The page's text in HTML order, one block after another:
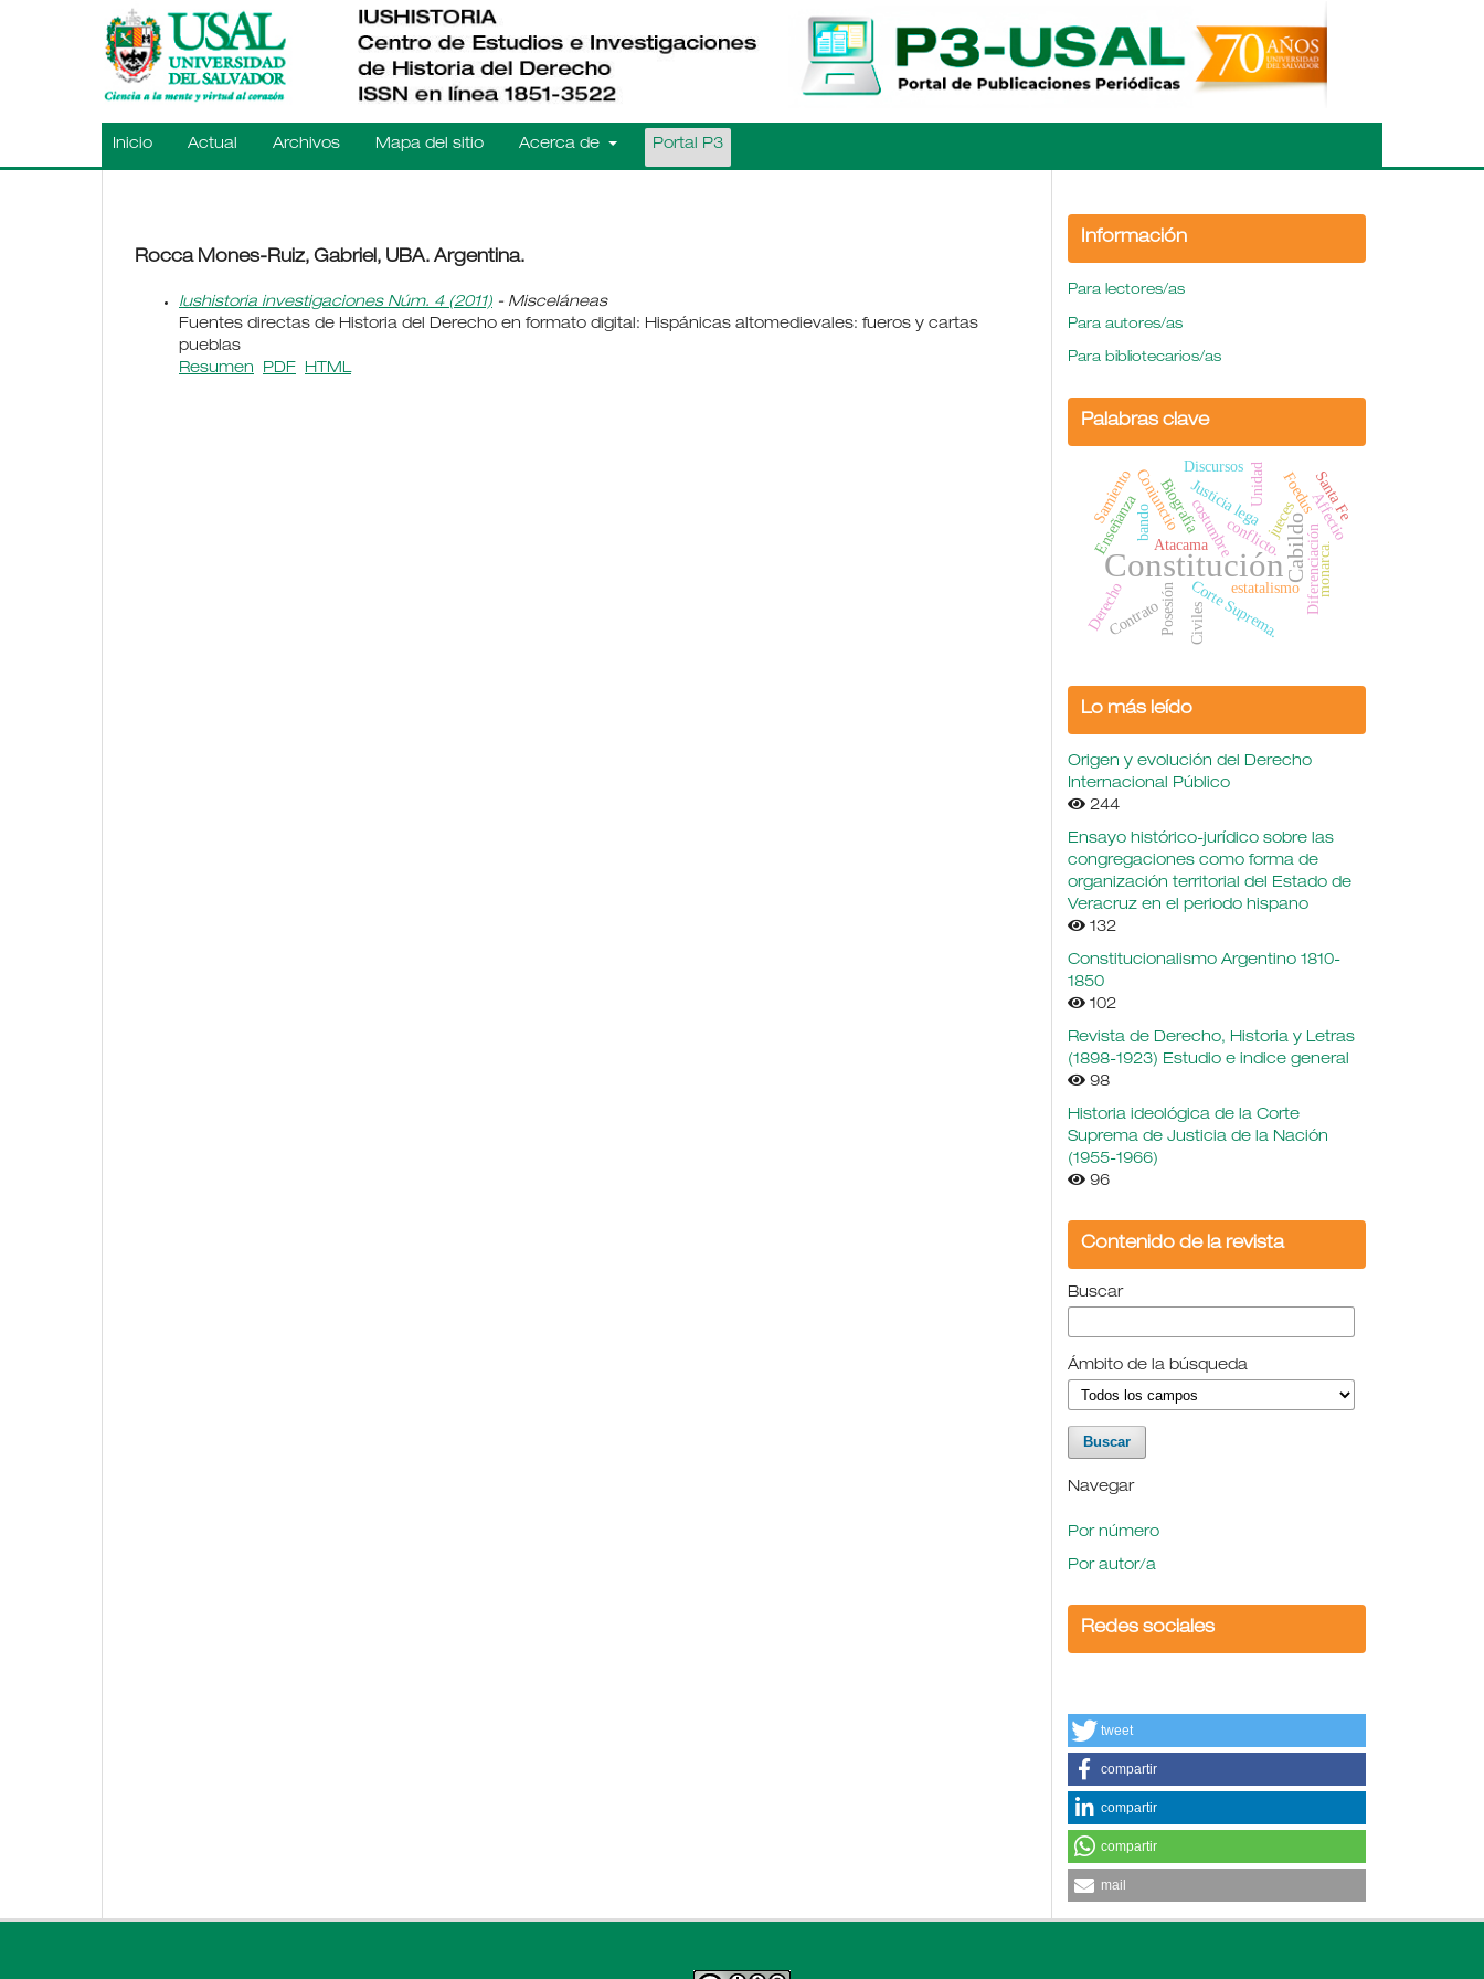
Inicio Actual Archivos Mapa del sitio Acerca de Portal P3
Rocca Mones-Ruiz, Gabriel, UBA. Argentina.
Iushistoria investigaciones Núm. 4 (2011) - Misceláneas
Fuentes directas de Historia del Derecho en formato digital: Hispánicas altomedievales: fueros y cartas
pueblas
Resumen
PDF HTML
Información
Para lectores/as
Para autores/as
Para bibliotecarios/as
Palabras clave
ConstituciónCabildo
jueces
costumbre
Justicia lega
Atacama
Posesión Corte Suprema.
Biografía
estatalismo Diferenciación
Unidad
Contrato
FoedusAffectio
Coniunctio
Civiles
Discursos
Derecho
Enseñanza
Samiento
monarca.
bando conflicto.
Santa Fe
Lo más leído
Origen y evolución del Derecho
Internacional Público
244
Ensayo histórico-jurídico sobre las
congregaciones como forma de
organización territorial del Estado de
Veracruz en el periodo hispano
132
Constitucionalismo Argentino 1810-
1850
102
Revista de Derecho, Historia y Letras
(1898-1923) Estudio e indice general
98
Historia ideológica de la Corte
Suprema de Justicia de la Nación
(1955-1966)
96
Contenido de la revista
Buscar
Ámbito de la búsqueda
Navegar
Por número
Por autor/a
Redes sociales
tweet
compartir
compartir
compartir
mail